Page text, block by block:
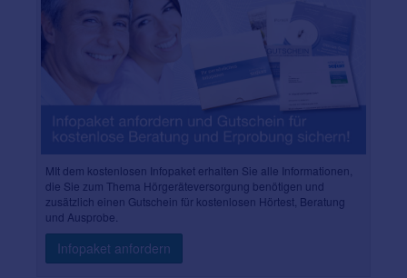
MIt dem kostenlosen Infopaket erhalten Sie alle Informationen,
die Sie zum Thema Hörgeräteversorgung benötigen und
zusätzlich einen Gutschein für kostenlosen Hörtest, Beratung
und Ausprobe.
Infopaket anfordern